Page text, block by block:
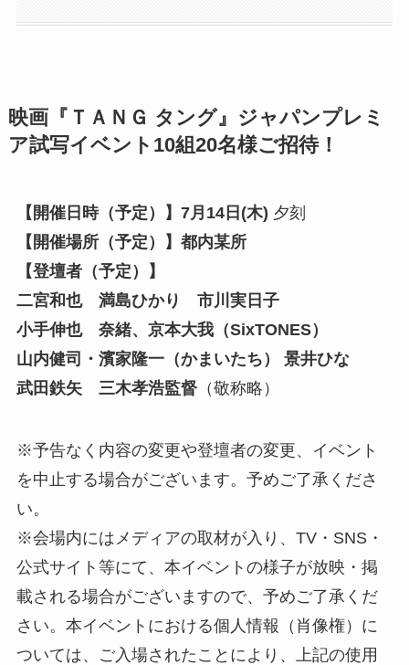
映画『ＴＡＮＧ タング』ジャパンプレミ
ア試写イベント10組20名様ご招待！
【開催日時（予定）】7月14日(木) 夕刻
【開催場所（予定）】都内某所
【登壇者（予定）】
二宮和也 満島ひかり 市川実日子
小手伸也 奈緒、京本大我（SixTONES）
山内健司・濱家隆一（かまいたち） 景井ひな
武田鉄矢 三木孝浩監督（敬称略）
※予告なく内容の変更や登壇者の変更、イベント
を中止する場合がございます。予めご了承くださ
い。
※会場内にはメディアの取材が入り、TV・SNS・
公式サイト等にて、本イベントの様子が放映・掲
載される場合がございますので、予めご了承くだ
さい。本イベントにおける個人情報（肖像権）に
ついては、ご入場されたことにより、上記の使用